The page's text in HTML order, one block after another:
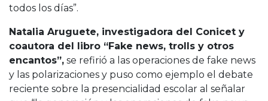
todos los días”.
Natalia Aruguete, investigadora del Conicet y
coautora del libro “Fake news, trolls y otros
encantos”, se refirió a las operaciones de fake news
y las polarizaciones y puso como ejemplo el debate
reciente sobre la presencialidad escolar al señalar